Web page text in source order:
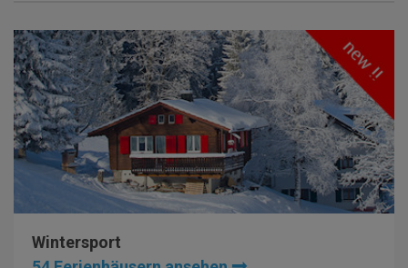
Wintersport